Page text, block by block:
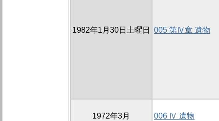
1982年1月30日土曜日 005 第Ⅳ章 遺物
1972年3月 006 Ⅳ 遺物